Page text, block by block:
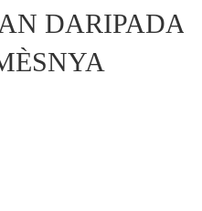
DARIPADA